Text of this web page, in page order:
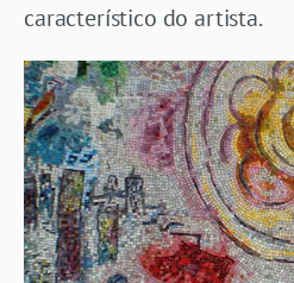
característico do artista.